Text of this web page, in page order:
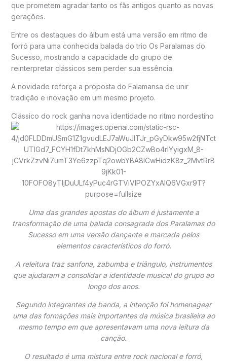
que prometem agradar tanto os fãs antigos quanto as novas
gerações.
Entre os destaques do álbum está uma versão em ritmo de
forró para uma conhecida balada do trio Os Paralamas do
Sucesso , mostrando a capacidade do grupo de
reinterpretar clássicos sem perder sua essência.
A novidade reforça a proposta do Falamansa de unir
tradição e inovação em um mesmo projeto.
Clássico do rock ganha nova identidade no ritmo nordestino
Uma das grandes apostas do álbum é justamente a
transformação de uma balada consagrada dos Paralamas do
Sucesso em uma versão dançante e marcada pelos
elementos característicos do forró.
A releitura traz sanfona, zabumba e triângulo, instrumentos
que ajudaram a consolidar a identidade musical do grupo ao
longo dos anos.
Segundo integrantes da banda, a intenção foi homenagear
uma das formações mais importantes da música brasileira ao
mesmo tempo em que apresentavam uma nova leitura da
canção.
O resultado é uma mistura entre rock nacional e forró,